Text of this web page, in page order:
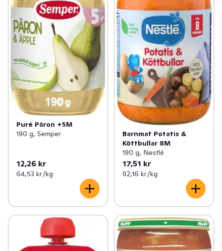
Puré Päron +5M
190 g, Semper
12,26 kr
64,53 kr /kg
Barnmat Potatis &
Köttbullar 8M
190 g, Nestlé
17,51 kr
92,16 kr /kg